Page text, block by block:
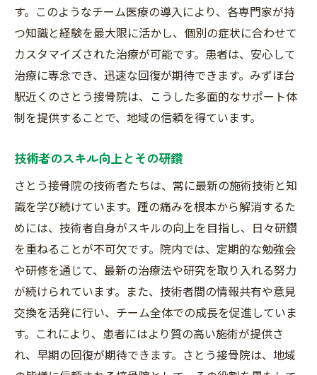
す。このようなチーム医療の導入により、各専門家が持
つ知識と経験を最大限に活かし、個別の症状に合わせて
カスタマイズされた治療が可能です。患者は、安心して
治療に専念でき、迅速な回復が期待できます。みずほ台
駅近くのさとう接骨院は、こうした多面的なサポート体
制を提供することで、地域の信頼を得ています。
技術者のスキル向上とその研鑽
さとう接骨院の技術者たちは、常に最新の施術技術と知
識を学び続けています。踵の痛みを根本から解消するた
めには、技術者自身がスキルの向上を目指し、日々研鑽
を重ねることが不可欠です。院内では、定期的な勉強会
や研修を通じて、最新の治療法や研究を取り入れる努力
が続けられています。また、技術者間の情報共有や意見
交換を活発に行い、チーム全体での成長を促進していま
す。これにより、患者にはより質の高い施術が提供さ
れ、早期の回復が期待できます。さとう接骨院は、地域